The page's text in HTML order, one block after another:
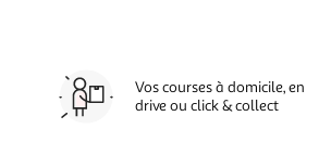
Vos courses à domicile, en
drive ou click & collect